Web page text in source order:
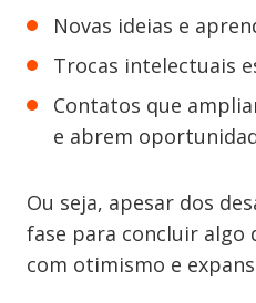
Novas ideias e
Trocas intelectuais
Contatos que
e abrem
Ou seja, apesar dos
fase para concluir algo
com otimismo e